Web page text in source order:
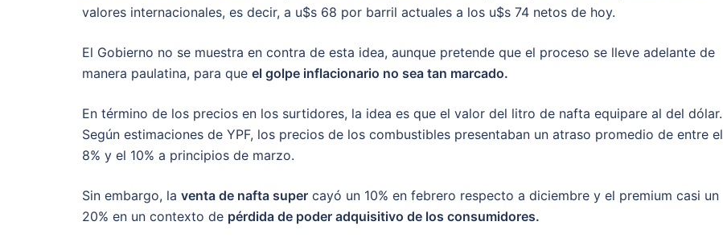
valores internacionales, es decir, a u$s 68 por barril actuales a los u$s 74 netos de hoy.
El Gobierno no se muestra en contra de esta idea, aunque pretende que el proceso se lleve adelante de
manera paulatina, para que el golpe inflacionario no sea tan marcado.
En término de los precios en los surtidores, la idea es que el valor del litro de nafta equipare al del dólar.
Según estimaciones de YPF, los precios de los combustibles presentaban un atraso promedio de entre el
8% y el 10% a principios de marzo.
Sin embargo, la venta de nafta super cayó un 10% en febrero respecto a diciembre y el premium casi un
20% en un contexto de pérdida de poder adquisitivo de los consumidores.